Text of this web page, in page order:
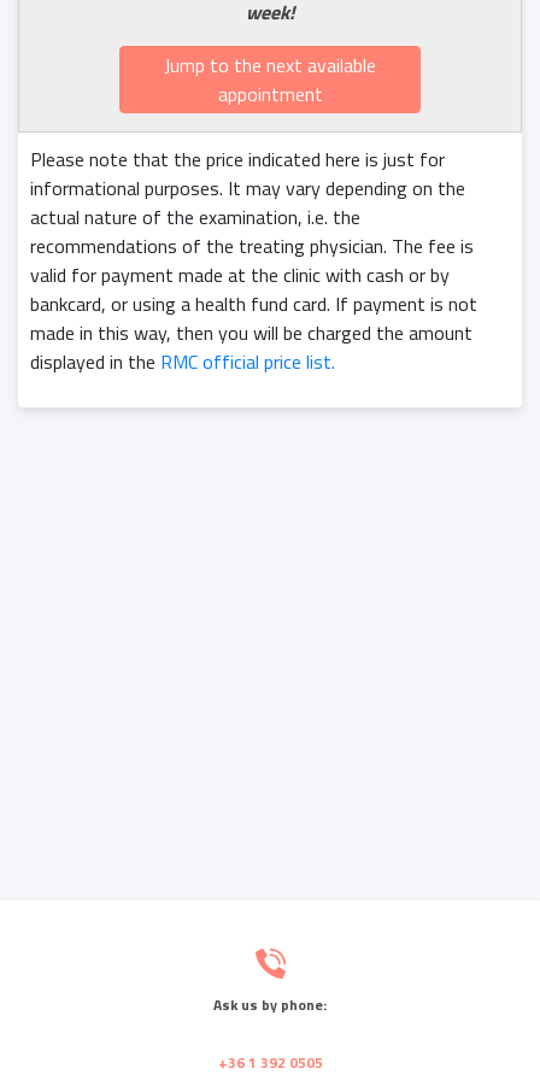
week!
Jump to the next available
appointment
Please note that the price indicated here is just for
informational purposes. It may vary depending on the
actual nature of the examination, i.e. the
recommendations of the treating physician. The fee is
valid for payment made at the clinic with cash or by
bankcard, or using a health fund card. If payment is not
made in this way, then you will be charged the amount
displayed in the RMC official price list.
Ask us by phone:
+36 1 392 0505